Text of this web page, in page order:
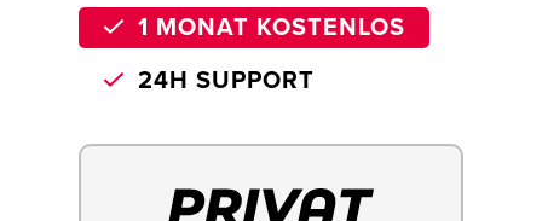
1 MONAT KOSTENLOS
24H SUPPORT